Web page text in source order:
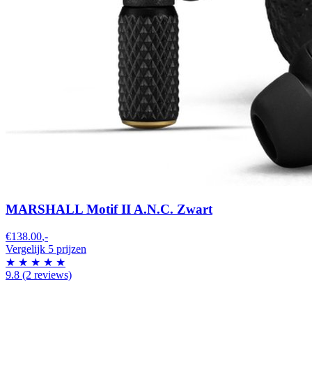
MARSHALL Motif II A.N.C. Zwart
€138.00,-
Vergelijk 5 prijzen
★ ★ ★ ★ ★
9.8 (2 reviews)